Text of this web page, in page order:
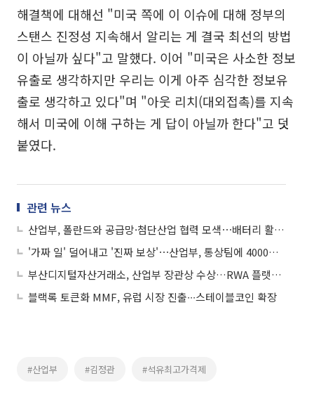
해결책에 대해선 "미국 쪽에 이 이슈에 대해 정부의
스탠스 진정성 지속해서 알리는 게 결국 최선의 방법
이 아닐까 싶다"고 말했다. 이어 "미국은 사소한 정보
유출로 생각하지만 우리는 이게 아주 심각한 정보유
출로 생각하고 있다"며 "아웃 리치(대외접촉)를 지속
해서 미국에 이해 구하는 게 답이 아닐까 한다"고 덧
붙였다.
관련 뉴스
산업부, 폴란드와 공급망·첨단산업 협력 모색⋯배터리 활용 확대 요청
'가짜 일' 덜어내고 '진짜 보상'⋯산업부, 통상팀에 4000만원 파격 포상
부산디지털자산거래소, 산업부 장관상 수상…RWA 플랫폼 혁신성 인정
블랙록 토큰화 MMF, 유럽 시장 진출∙∙∙스테이블코인 확장
#산업부 #김정관 #석유최고가격제